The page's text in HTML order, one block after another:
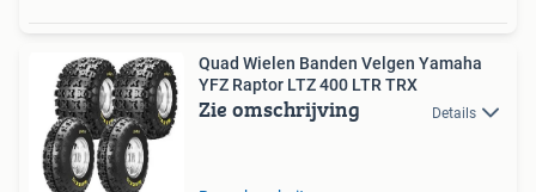
Quad Wielen Banden Velgen Yamaha
YFZ Raptor LTZ 400 LTR TRX
Zie omschrijving Details